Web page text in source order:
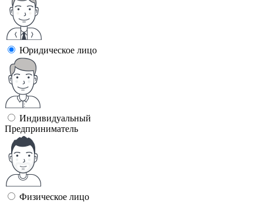
Юридическое лицо
Индивидуальный
Предприниматель
Физическое лицо